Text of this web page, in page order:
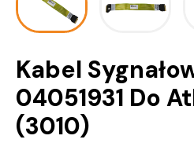
Kabel
04051931 Do
(3010)